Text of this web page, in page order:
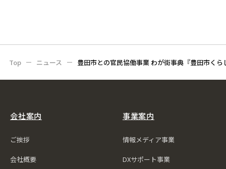
Top ニュース 豊田市との官民協働事業 わが街事典『豊田市く
会社案内
ご挨拶
会社概要
事業案内
情報メディア事業
DXサポート事業